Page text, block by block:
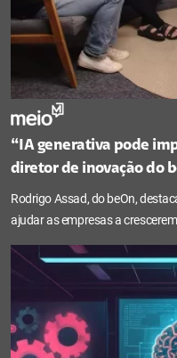
“IA generativa pode
diretor de inovação do
Rodrigo Assad, do beOn,
ajudar as empresas a